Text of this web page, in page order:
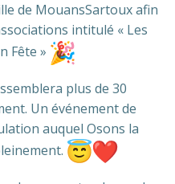
de MouansSartoux afin
intitulé « Les
Fête »
plus de 30
Un événement de
auquel Osons la